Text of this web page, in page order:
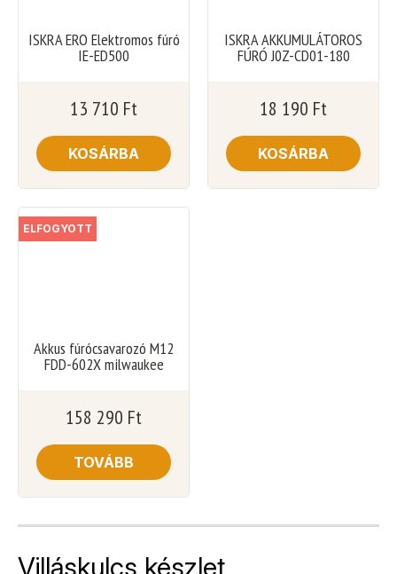
ISKRA ERO Elektromos fúró
IE-ED500
13 710 Ft
KOSÁRBA
ISKRA AKKUMULÁTOROS
FÚRÓ J0Z-CD01-180
18 190 Ft
KOSÁRBA
ELFOGYOTT
Akkus fúrócsavarozó M12
FDD-602X milwaukee
158 290 Ft
TOVÁBB
Villáskulcs készlet